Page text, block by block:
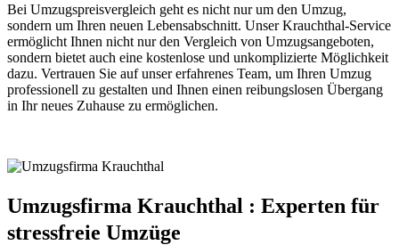
Bei Umzugspreisvergleich geht es nicht nur um den Umzug,
sondern um Ihren neuen Lebensabschnitt. Unser Krauchthal-Service
ermöglicht Ihnen nicht nur den Vergleich von Umzugsangeboten,
sondern bietet auch eine kostenlose und unkomplizierte Möglichkeit
dazu. Vertrauen Sie auf unser erfahrenes Team, um Ihren Umzug
professionell zu gestalten und Ihnen einen reibungslosen Übergang
in Ihr neues Zuhause zu ermöglichen.
Umzugsfirma Krauchthal : Experten für
stressfreie Umzüge